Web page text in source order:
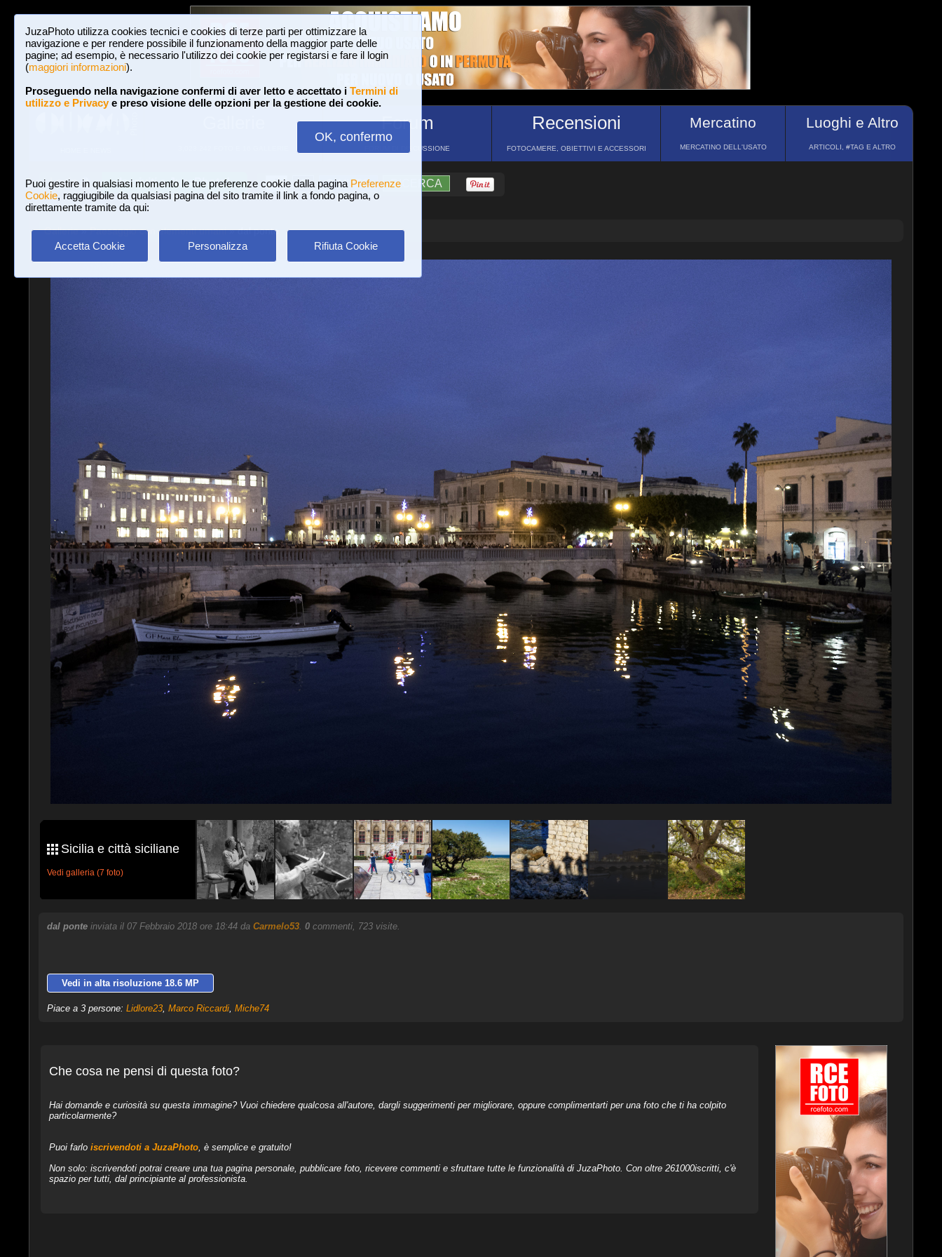
JuzaPhoto utilizza cookies tecnici e cookies di terze parti per ottimizzare la
navigazione e per rendere possibile il funzionamento della maggior parte delle
pagine; ad esempio, è necessario l'utilizzo dei cookie per registarsi e fare il login
(maggiori informazioni).
Proseguendo nella navigazione confermi di aver letto e accettato i Termini di
utilizzo e Privacye preso visione delle opzioni per la gestione dei cookie.
OK, confermo
Puoi gestire in qualsiasi momento le tue preferenze cookie dalla pagina Preferenze
Cookie, raggiugibile da qualsiasi pagina del sito tramite il link a fondo pagina, o
direttamente tramite da qui:
Accetta Cookie Personalizza Rifiuta Cookie
Forum
FORUM DI DISCUSSIONE
Recensioni
FOTOCAMERE, OBIETTIVI E ACCESSORI
Mercatino
MERCATINO DELL'USATO
Luoghi e Altro
ARTICOLI, #TAG E ALTRO
Login Iscriviti a JuzaPhoto! A A ?AIUTO RICERCA
Gallerie»Paesaggio con elementi umani» dal ponte
Sicilia e città siciliane
Vedi galleria (7 foto)
dal ponte inviata il 07 Febbraio 2018 ore 18:44 da Carmelo53. 0commenti, 723 visite.
Vedi in alta risoluzione 18.6 MP
Piace a 3 persone: Lidlore23, Marco Riccardi, Miche74
Che cosa ne pensi di questa foto?
Hai domande e curiosità su questa immagine? Vuoi chiedere qualcosa all'autore, dargli suggerimenti per migliorare, oppure complimentarti per una foto che ti ha colpito
particolarmente?
Puoi farlo iscrivendoti a JuzaPhoto, è semplice e gratuito!
Non solo: iscrivendoti potrai creare una tua pagina personale, pubblicare foto, ricevere commenti e sfruttare tutte le funzionalità di JuzaPhoto. Con oltre 261000iscritti, c'è
spazio per tutti, dal principiante al professionista.